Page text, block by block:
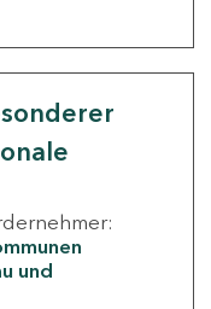
und